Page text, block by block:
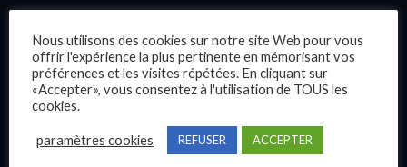
Questions fréquentes
Blog
Nous utilisons des cookies sur notre site Web pour vous
offrir l'expérience la plus pertinente en mémorisant vos
préférences et les visites répétées. En cliquant sur
«Accepter», vous consentez à l'utilisation de TOUS les
cookies.
paramètres cookies REFUSER ACCEPTER